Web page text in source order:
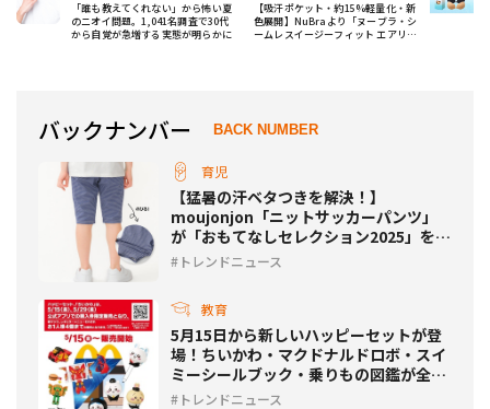
「誰も教えてくれない」から怖い夏
のニオイ問題。1,041名調査で30代
から自覚が急増する実態が明らかに
【吸汗ポケット・約15%軽量化・新
色展開】NuBraより「ヌーブラ・シ
ームレスイージーフィット エアリ
バックナンバー BACK NUMBER
育児
【猛暑の汗ベタつきを解決！】
moujonjon「ニットサッカーパンツ」
が「おもてなしセレクション2025」を受
賞！トレンドニュース
教育
5月15日から新しいハッピーセットが登
場！ちいかわ・マクドナルドロボ・スイ
ミーシールブック・乗りもの図鑑が全国
で販売スタート
トレンドニュース